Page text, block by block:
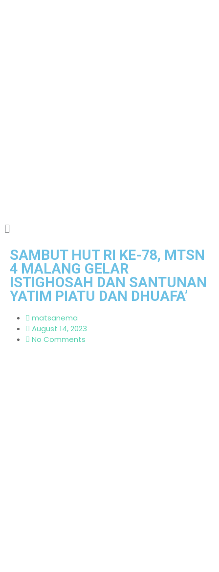
SAMBUT HUT RI KE-78, MTSN
4 MALANG GELAR
ISTIGHOSAH DAN SANTUNAN
YATIM PIATU DAN DHUAFA’
matsanema
August 14, 2023
No Comments